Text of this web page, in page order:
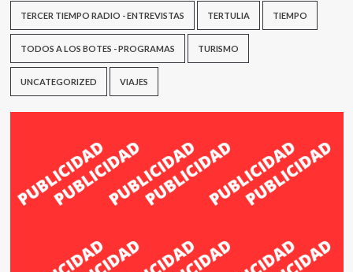
TERCER TIEMPO RADIO - ENTREVISTAS TERTULIA TIEMPO
TODOS A LOS BOTES - PROGRAMAS TURISMO
UNCATEGORIZED VIAJES